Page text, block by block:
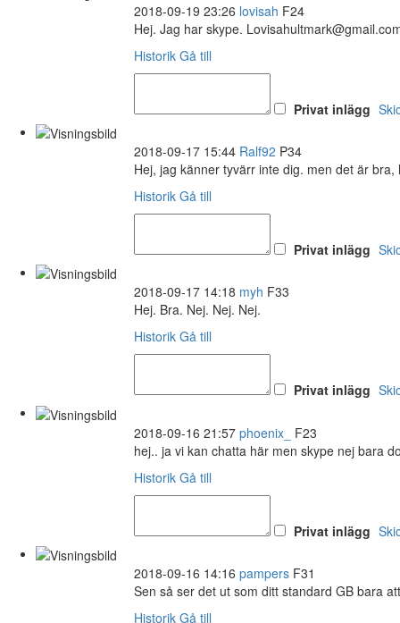
2018-09-19 23:26 lovisah F24
Hej. Jag har skype.
Historik Gå till
Privat inlägg
2018-09-17 15:44 Ralf92 P34
Hej, jag känner tyvärr inte dig. men det är bra,
Historik Gå till
Privat inlägg
2018-09-17 14:18 myh F33
Hej. Bra. Nej. Nej. Nej.
Historik Gå till
Privat inlägg
2018-09-16 21:57 phoenix_
F23
hej.. ja vi kan chatta här men skype nej bara
Historik Gå till
Privat inlägg
2018-09-16 14:16 pampers F31
Sen så ser det ut som ditt standard GB bara
Historik Gå till